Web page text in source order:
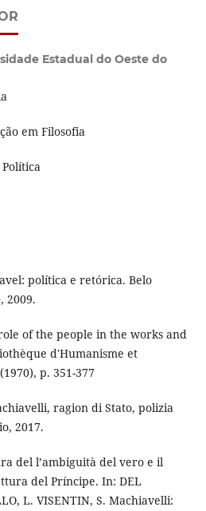
Estadual do Oeste do
em Filosofia
política e retórica. Belo
2009.
of the people in the works and
d'Humanisme et
p. 351-377
ragion di Stato, polizia
2017.
del l’ambiguità del vero e il
del Príncipe. In: DEL
L. VISENTIN, S. Machiavelli: